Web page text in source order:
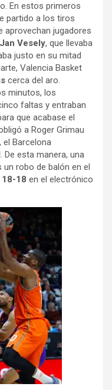
En estos primeros
partido a los tiros
aprovechan jugadores
Jan Vesely, que llevaba
justo en su mitad
Valencia Basket
cerca del aro.
minutos, los
faltas y entraban
que acabase el
a Roger Grimau
el Barcelona
esta manera, una
robo de balón en el
18-18 en el electrónico